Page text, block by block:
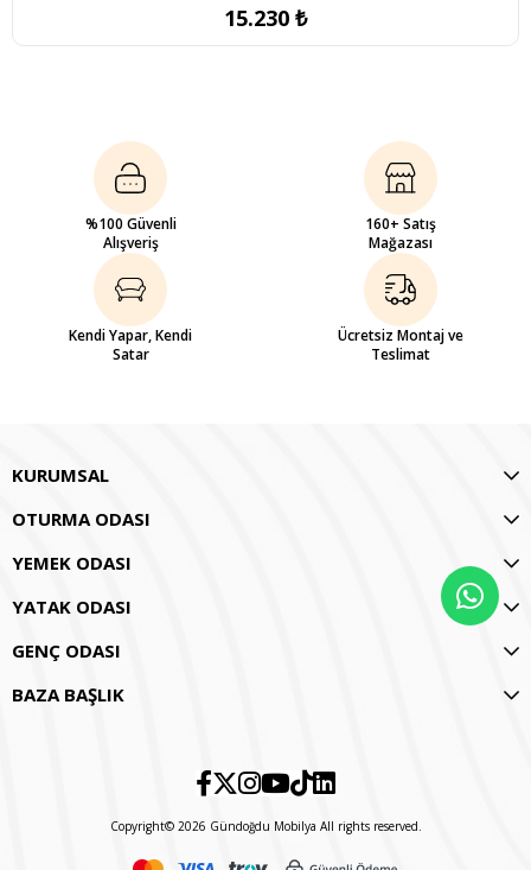
15.230 ₺
%100 Güvenli
Alışveriş
160+ Satış
Mağazası
Kendi Yapar, Kendi
Satar
Ücretsiz Montaj ve
Teslimat
KURUMSAL
OTURMA ODASI
YEMEK ODASI
YATAK ODASI
GENÇ ODASI
BAZA BAŞLIK
Copyright© 2026 Gündoğdu Mobilya All rights reserved.